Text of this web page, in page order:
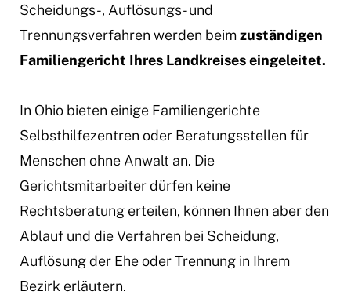
Scheidungs-, Auflösungs- und
Trennungsverfahren werden beimzuständigen
Familiengericht Ihres Landkreises eingeleitet.
In Ohio bieten einige Familiengerichte
Selbsthilfezentren oder Beratungsstellen für
Menschen ohne Anwalt an. Die
Gerichtsmitarbeiter dürfen keine
Rechtsberatung erteilen, können Ihnen aber den
Ablauf und die Verfahren bei Scheidung,
Auflösung der Ehe oder Trennung in Ihrem
Bezirk erläutern.